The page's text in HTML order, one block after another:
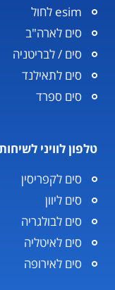
esim לחול
סים לארה"ב
סים / לבריטניה
סים לתאילנד
סים ספרד
טלפון לוויני
סים לקפריסין
סים ליוון
סים לבולגריה
סים לאיטליה
סים לאירופה